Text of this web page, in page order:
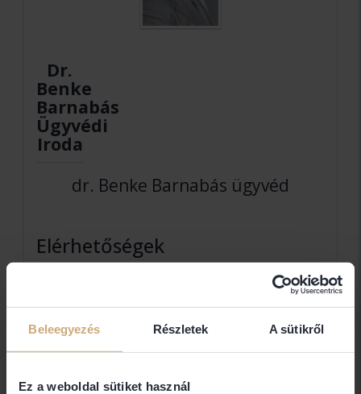
Beleegyezés Részletek A sütikről
Ez a weboldal sütiket használ
Dr.
Benke
Barnabás
Ügyvédi
Iroda
dr. Benke Barnabás ügyvéd
Elérhetőségek